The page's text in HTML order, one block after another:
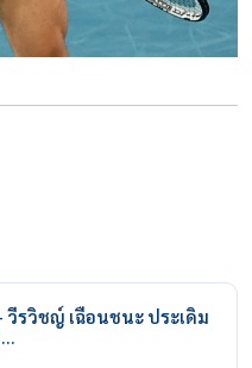
รวิชญ์ เฉือนชนะ ประเดิม